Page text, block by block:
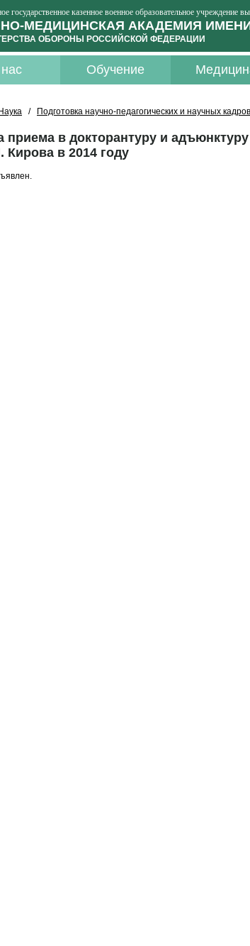
государственное казенное военное образовательное учреждение
МЕДИЦИНСКАЯ АКАДЕМИЯ
ОБОРОНЫ РОССИЙСКОЙ ФЕДЕРАЦИИ
Обучение
Наука / Подготовка научно-педагогических и научных кадров
приема в докторантуру и
Кирова в 2014 году